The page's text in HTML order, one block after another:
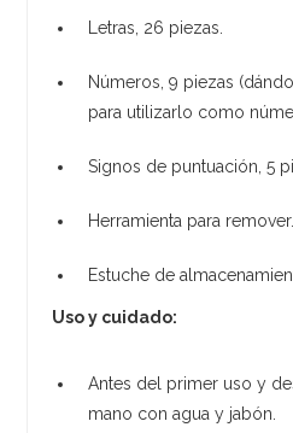
Letras, 26 piezas.
Números, 9 piezas
para utilizarlo como
Signos de puntuación, 5
Herramienta para remover.
Estuche de
Uso y cuidado:
Antes del primer uso y
mano con agua y jabón.